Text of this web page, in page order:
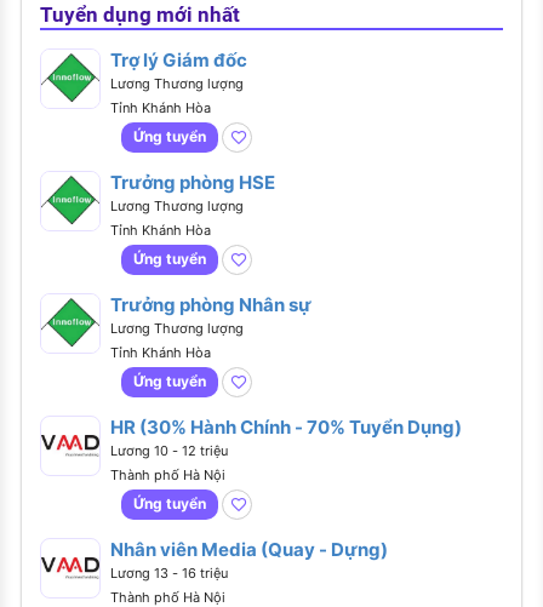
Tuyển dụng mới nhất
Trợ lý Giám đốc
Lương Thương lượng
Tỉnh Khánh Hòa
Ứng tuyển
Trưởng phòng HSE
Lương Thương lượng
Tỉnh Khánh Hòa
Ứng tuyển
Trưởng phòng Nhân sự
Lương Thương lượng
Tỉnh Khánh Hòa
Ứng tuyển
HR (30% Hành Chính - 70% Tuyển Dụng)
Lương 10 - 12 triệu
Thành phố Hà Nội
Ứng tuyển
Nhân viên Media (Quay - Dựng)
Lương 13 - 16 triệu
Thành phố Hà Nội